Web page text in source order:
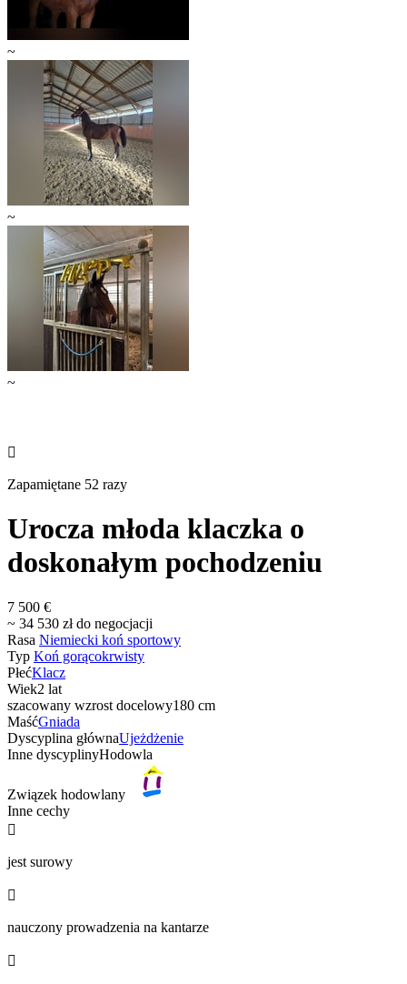
~
~
~

Zapamiętane 52 razy
Urocza młoda klaczka o
doskonałym pochodzeniu
7 500 €
~ 34 530 zł do negocjacji
Rasa Niemiecki koń sportowy
Typ Koń gorącokrwisty
PłećKlacz
Wiek2 lat
szacowany wzrost docelowy180 cm
MaśćGniada
Dyscyplina głównaUjeżdżenie
Inne dyscyplinyHodowla
Związek hodowlany
Inne cechy

jest surowy

nauczony prowadzenia na kantarze
